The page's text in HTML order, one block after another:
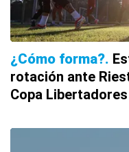
¿Cómo forma?
rotación ante
Copa Libertadores